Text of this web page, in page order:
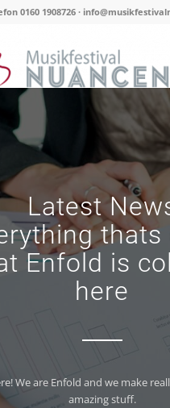
0160 1908726 ·
Latest
thats
Enfold is
here
We are Enfold and we make
amazing stuff.